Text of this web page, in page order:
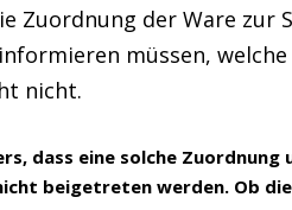
Zuordnung der Ware zur
müssen,
nicht.
dass eine solche
beigetreten werden. Ob